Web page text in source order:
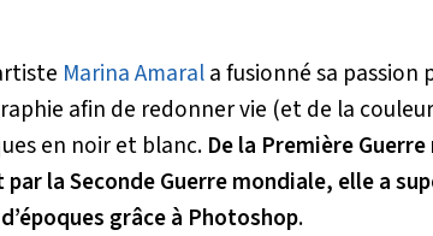
Marina Amarala fusionné sa
afin de redonner vie (et de la
en noir et blanc. De la Première
par la Seconde Guerre mondiale, elle a
grâce à Photoshop.